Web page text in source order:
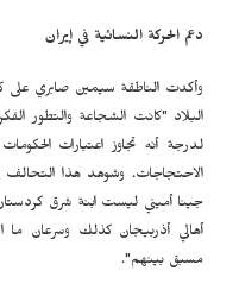
دعم الحركة النسائية في إيران
وأكدت الناطقة سيمين صابري على
البلاد "كانت الشجاعة والتطور
لدرجة أنه تجاوز اعتبارات
الاحتجاجات. وشوهد هذا التحالف
جينا أميني ليست ابنة شرق
أهالي أذربيجان كذلك وسرعان ما
مسبق بينهم".